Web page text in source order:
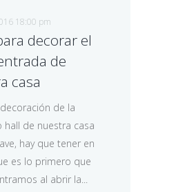
18:00 pm
decorar el
de
casa
de la
hall de nuestra casa
hay que tener en
es lo primero que
al abrir la...